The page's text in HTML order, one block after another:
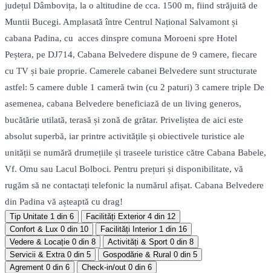
județul Dâmbovița, la o altitudine de cca. 1500 m, fiind străjuită de
Muntii Bucegi. Amplasată între Centrul Național Salvamont și
cabana Padina, cu acces dinspre comuna Moroeni spre Hotel
Peștera, pe DJ714, Cabana Belvedere dispune de 9 camere, fiecare
cu TV și baie proprie. Camerele cabanei Belvedere sunt structurate
astfel: 5 camere duble 1 cameră twin (cu 2 paturi) 3 camere triple De
asemenea, cabana Belvedere beneficiază de un living generos,
bucătărie utilată, terasă și zonă de grătar. Priveliștea de aici este
absolut superbă, iar printre activitățile și obiectivele turistice ale
unității se numără drumețiile și traseele turistice către Cabana Babele,
Vf. Omu sau Lacul Bolboci. Pentru prețuri și disponibilitate, vă
rugăm să ne contactați telefonic la numărul afișat. Cabana Belvedere
din Padina vă așteaptă cu drag!
Tip Unitate 1 din 6 Facilități Exterior 4 din 12
Confort & Lux 0 din 10 Facilități Interior 1 din 16
Vedere & Locație 0 din 8 Activități & Sport 0 din 8
Servicii & Extra 0 din 5 Gospodărie & Rural 0 din 5
Agrement 0 din 6 Check-in/out 0 din 6